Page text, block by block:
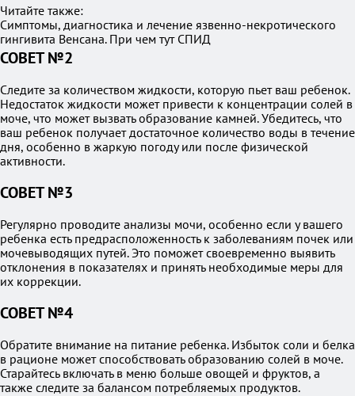
Читайте также:
Симптомы, диагностика и лечение язвенно-некротического
гингивита Венсана. При чем тут СПИД
СОВЕТ №2
Следите за количеством жидкости, которую пьет ваш ребенок.
Недостаток жидкости может привести к концентрации солей в
моче, что может вызвать образование камней. Убедитесь, что
ваш ребенок получает достаточное количество воды в течение
дня, особенно в жаркую погоду или после физической
активности.
СОВЕТ №3
Регулярно проводите анализы мочи, особенно если у вашего
ребенка есть предрасположенность к заболеваниям почек или
мочевыводящих путей. Это поможет своевременно выявить
отклонения в показателях и принять необходимые меры для
их коррекции.
СОВЕТ №4
Обратите внимание на питание ребенка. Избыток соли и белка
в рационе может способствовать образованию солей в моче.
Старайтесь включать в меню больше овощей и фруктов, а
также следите за балансом потребляемых продуктов.